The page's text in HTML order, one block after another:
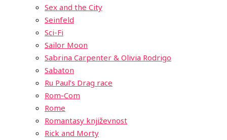
Sex and the City
Seinfeld
Sci-Fi
Sailor Moon
Sabrina Carpenter & Olivia Rodrigo
Sabaton
Ru Paul’s Drag race
Rom-Com
Rome
Romantasy književnost
Rick and Morty